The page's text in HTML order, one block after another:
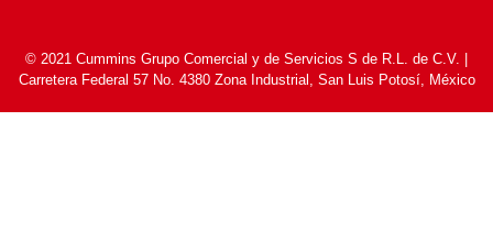
© 2021 Cummins Grupo Comercial y de Servicios S de R.L. de C.V. |
Carretera Federal 57 No. 4380 Zona Industrial, San Luis Potosí, México